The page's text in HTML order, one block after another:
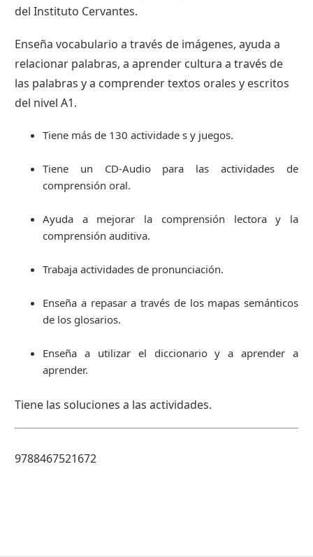
del Instituto Cervantes.
Enseña vocabulario a través de imágenes, ayuda a
relacionar palabras, a aprender cultura a través de
las palabras y a comprender textos orales y escritos
del nivel A1.
Tiene más de 130 actividade s y juegos.
Tiene un CD-Audio para las actividades de
comprensión oral.
Ayuda a mejorar la comprensión lectora y la
comprensión auditiva.
Trabaja actividades de pronunciación.
Enseña a repasar a través de los mapas semánticos
de los glosarios.
Enseña a utilizar el diccionario y a aprender a
aprender.
Tiene las soluciones a las actividades.
9788467521672